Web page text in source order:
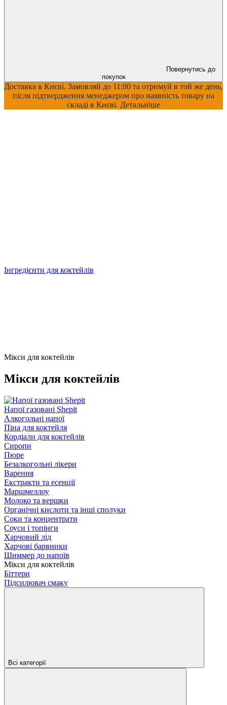
Повернутись до
покупок
Доставка в Києві. Замовляй до 11:00 та отримуй в той же день,
після підтвердження менеджером про наявність товару на
складі в Києві. Детальніше
Інгредієнти для коктейлів
Мікси для коктейлів
Мікси для коктейлів
Напої газовані Shepit
Алкогольні напої
Піна для коктейля
Кордіали для коктейлів
Сиропи
Пюре
Безалкогольні лікери
Варення
Екстракти та есенції
Маршмеллоу
Молоко та вершки
Органічні кислоти та інші сполуки
Соки та концентрати
Соуси і топінги
Харчовий лід
Харчові барвники
Шиммер до напоїв
Мікси для коктейлів
Біттери
Підсилювач смаку
Всі категорії